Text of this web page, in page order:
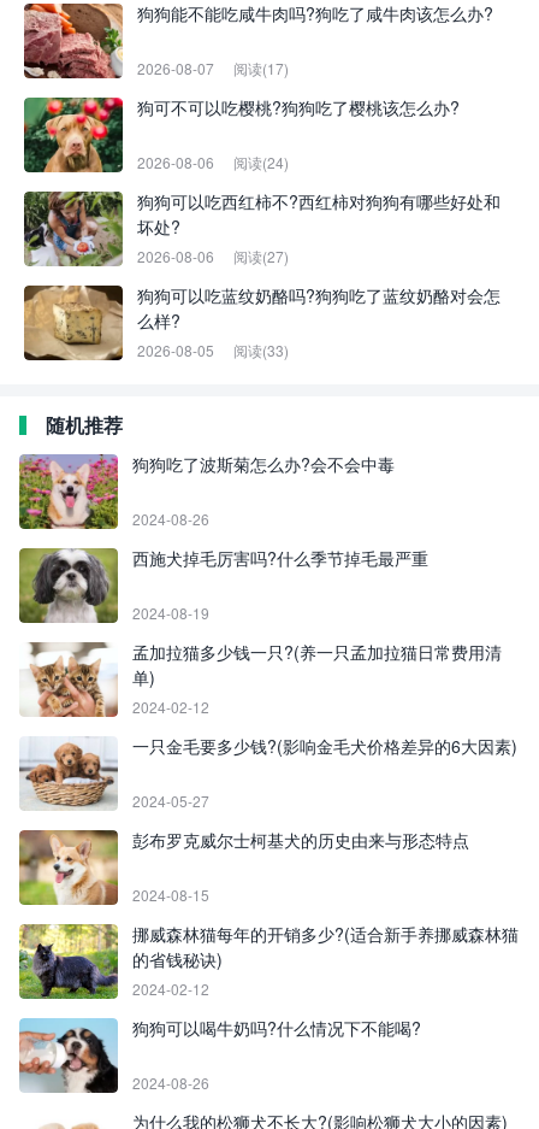
狗狗能不能吃咸牛肉吗?狗吃了咸牛肉该怎么办?
2026-08-07 阅读(17)
狗可不可以吃樱桃?狗狗吃了樱桃该怎么办?
2026-08-06 阅读(24)
狗狗可以吃西红柿不?西红柿对狗狗有哪些好处和
坏处?
2026-08-06 阅读(27)
狗狗可以吃蓝纹奶酪吗?狗狗吃了蓝纹奶酪对会怎
么样?
2026-08-05 阅读(33)
随机推荐
狗狗吃了波斯菊怎么办?会不会中毒
2024-08-26
西施犬掉毛厉害吗?什么季节掉毛最严重
2024-08-19
孟加拉猫多少钱一只?(养一只孟加拉猫日常费用清
单)
2024-02-12
一只金毛要多少钱?(影响金毛犬价格差异的6大因素)
2024-05-27
彭布罗克威尔士柯基犬的历史由来与形态特点
2024-08-15
挪威森林猫每年的开销多少?(适合新手养挪威森林猫
的省钱秘诀)
2024-02-12
狗狗可以喝牛奶吗?什么情况下不能喝?
2024-08-26
为什么我的松狮犬不长大?(影响松狮犬大小的因素)